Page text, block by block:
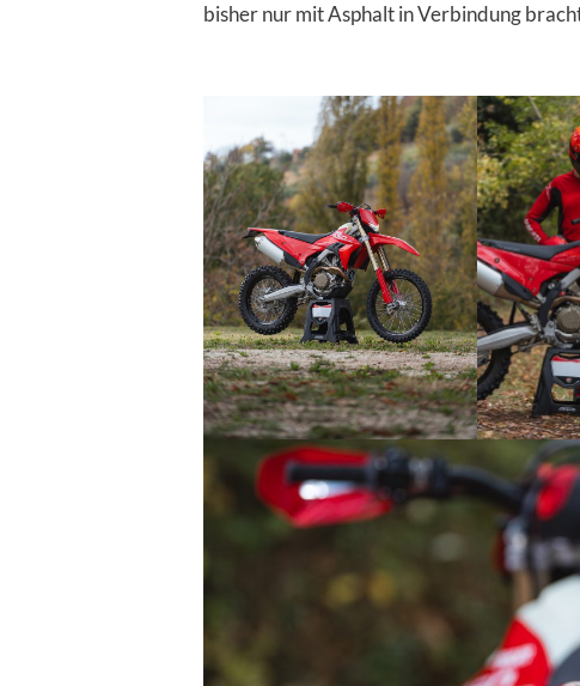
bisher nur mit Asphalt in Verbindung